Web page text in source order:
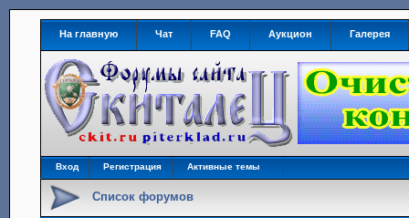
На главную Чат FAQ Аукцион Галерея
Вход Регистрация Активные темы
Список форумов